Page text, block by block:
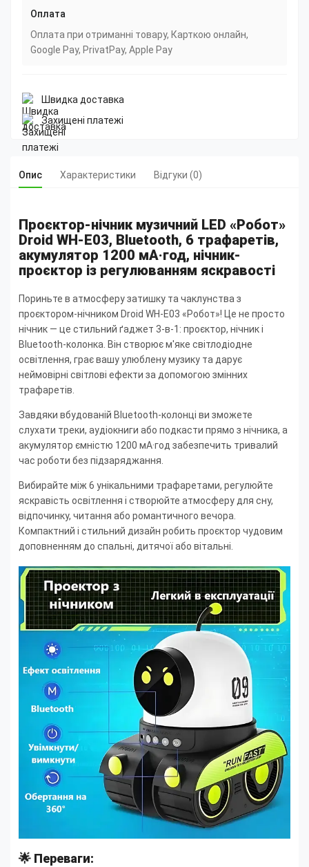
Оплата
Оплата при отриманні товару, Карткою онлайн,
Google Pay, PrivatPay, Apple Pay
Швидка доставка
Захищені платежі
Опис Характеристики Відгуки (0)
Проєктор-нічник музичний LED «Робот»
Droid WH-E03, Bluetooth, 6 трафаретів,
акумулятор 1200 мА·год, нічник-
проєктор із регулюванням яскравості
Пориньте в атмосферу затишку та чаклунства з
проєктором-нічником Droid WH-E03 «Робот»! Це не просто
нічник — це стильний ґаджет 3-в-1: проєктор, нічник і
Bluetooth-колонка. Він створює м'яке світлодіодне
освітлення, грає вашу улюблену музику та дарує
неймовірні світлові ефекти за допомогою змінних
трафаретів.
Завдяки вбудованій Bluetooth-колонці ви зможете
слухати треки, аудіокниги або подкасти прямо з нічника, а
акумулятор ємністю 1200 мА·год забезпечить тривалий
час роботи без підзаряджання.
Вибирайте між 6 унікальними трафаретами, регулюйте
яскравість освітлення і створюйте атмосферу для сну,
відпочинку, читання або романтичного вечора.
Компактний і стильний дизайн робить проєктор чудовим
доповненням до спальні, дитячої або вітальні.
🌟 Переваги: